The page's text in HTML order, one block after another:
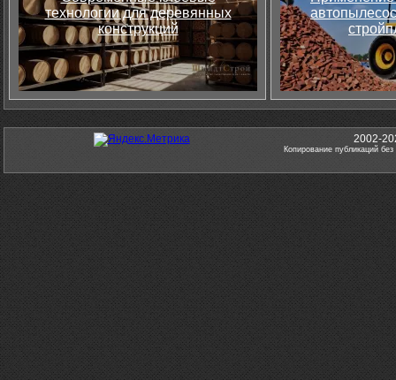
технологии для деревянных
конструкций
2002-
Копирование публикаций